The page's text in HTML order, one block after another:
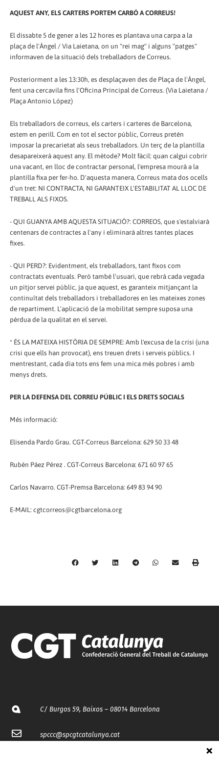
AQUEST ANY, ELS CARTERS PORTEM CARBÓ A CORREUS!
El dissabte 5 de gener a les 12 hores es plantava una carpa a la
plaça de l'Àngel / Via Laietana, on un "rei mag" i alguns "patges"
informaven de la situació dels treballadors de Correus.
Posteriorment a les 13:30h, es desplaçaven des de Plaça de l'Àngel,
fent una cercavila fins l'Oficina Principal de Correus. (Via Laietana /
Plaça Antonio López)
Els treballadors de correus, els carters i carteres de Barcelona, ​​
estem en perill. Com en tot el sector públic, Correus pretén
imposar la precarietat als seus treballadors. Un terç de la plantilla
desapareixerà aquest any. El mètode? Molt fàcil: quan calgui cobrir
una vacant, en lloc de contractar personal, l'empresa mourà a la
plantilla fixa per fer-ho. D'aquesta manera, Correus mata dos ocells
d'un tret: NI CONTRACTA, NI GARANTEIX L'ESTABILITAT AL LLOC DE
TREBALL ALS FIXOS.
- QUI GUANYA AMB AQUESTA SITUACIÓ?: CORREOS, que s'estalviarà
centenars de contractes a l'any i eliminarà altres tantes places
fixes.
- QUI PERD?: Evidentment, els treballadors, tant fixos com
contractats eventuals. Però també l'usuari, que rebrà cada vegada
un pitjor servei públic, ja que aquest, es garanteix mitjançant la
continuïtat dels treballadors i treballadores en les mateixes zones
de repartiment. L'aplicació de la mobilitat sempre suposa una
pèrdua de la qualitat en el servei.
* ÉS LA MATEIXA HISTÒRIA DE SEMPRE: Amb l'excusa de la crisi (una
crisi que ells han provocat), ens treuen drets i serveis públics. I
mentrestant, cada dia tots ens fem una mica més pobres i amb
menys drets.
PER LA DEFENSA DEL CORREU PÚBLIC I ELS DRETS SOCIALS
Més informació:
Elisenda Pardo Grau. CGT-Correus Barcelona: 629 50 33 48
Rubén Páez Pérez . CGT-Correus Barcelona: 671 60 97 65
Carlos Navarro. CGT-Premsa Barcelona: 649 83 94 90
E-MAIL: cgtcorreos@cgtbarcelona.org
C/ Burgos 59, Baixos – 08014 Barcelona
spccc@spcgtcatalunya.cat